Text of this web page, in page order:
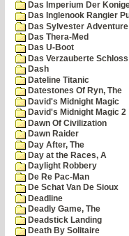
Das Imperium Der
Das Inglenook Rangier
Das Sylvester Adventure
Das Thera-Med
Das U-Boot
Das Verzauberte Schloss
Dash
Dateline Titanic
Datestones Of Ryn, The
David's Midnight Magic
David's Midnight Magic 2
Dawn Of Civilization
Dawn Raider
Day After, The
Day at the Races, A
Daylight Robbery
De Re Pac-Man
De Schat Van De Sioux
Deadline
Deadly Game, The
Deadstick Landing
Death By Solitaire